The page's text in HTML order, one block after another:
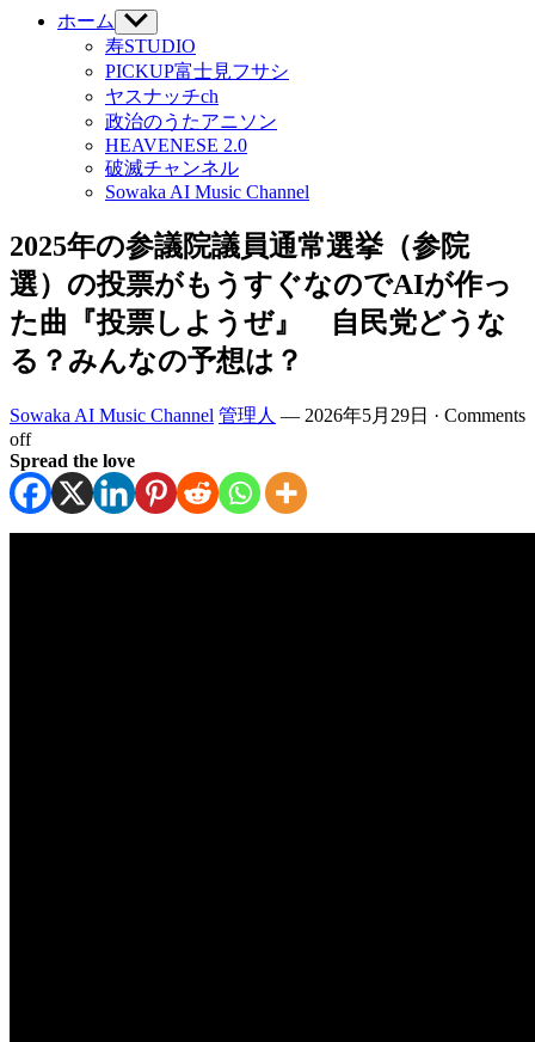
ホーム
Show
sub
menu
寿STUDIO
PICKUP富士見フサシ
ヤスナッチch
政治のうたアニソン
HEAVENESE 2.0
破滅チャンネル
Sowaka AI Music Channel
2025年の参議院議員通常選挙（参院
選）の投票がもうすぐなのでAIが作っ
た曲『投票しようぜ』 自民党どうな
る？みんなの予想は？
Sowaka AI Music Channel 管理人 — 2026年5月29日 · Comments
off
Spread the love